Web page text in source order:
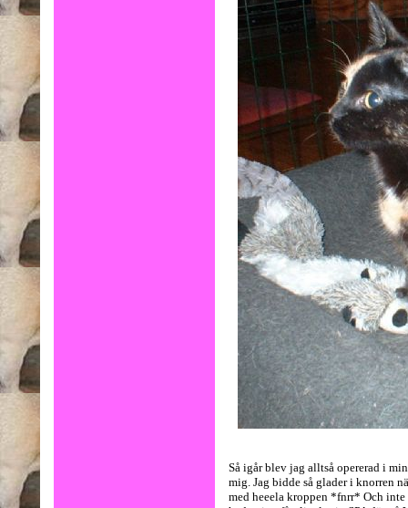
Så igår blev jag alltså opererad i
mig. Jag bidde så glader i knorren
med heeela kroppen *fnrr* Och